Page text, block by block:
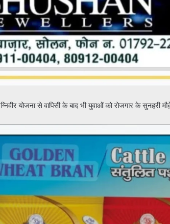
योजना से वापिसी के बाद भी युवाओं को रोजगार के सुनहरी